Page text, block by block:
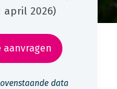
april 2026)
data